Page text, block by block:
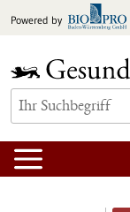
Inhalt
Powered by